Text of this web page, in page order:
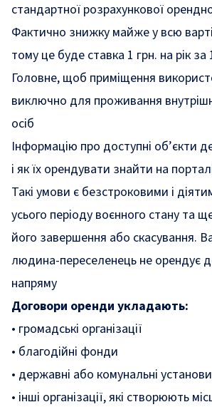
стандартної розрахункової
Фактично знижку майже у всю
тому це буде ставка 1 грн. на рік за
Головне, щоб приміщення
виключно для проживання
осіб
Інформацію про доступні об’єкти
і як їх орендувати знайти на
Такі умови є безстроковими і
усього періоду воєнного стану та
його завершення або скасування.
людина-переселенець не орендує
напряму
Договори оренди укладають:
• громадські організації
• благодійні фонди
• державні або комунальні установи
• інші організації, які створюють